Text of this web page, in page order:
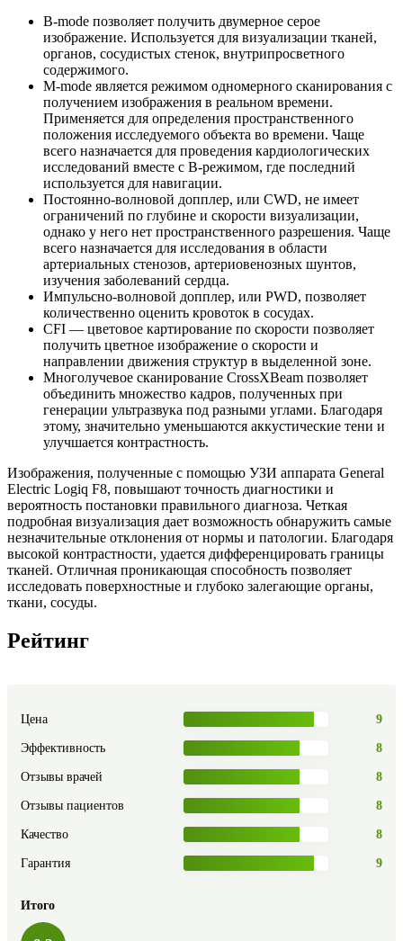
B-mode позволяет получить двумерное серое
изображение. Используется для визуализации тканей,
органов, сосудистых стенок, внутрипросветного
содержимого.
M-mode является режимом одномерного сканирования с
получением изображения в реальном времени.
Применяется для определения пространственного
положения исследуемого объекта во времени. Чаще
всего назначается для проведения кардиологических
исследований вместе с B-режимом, где последний
используется для навигации.
Постоянно-волновой допплер, или CWD, не имеет
ограничений по глубине и скорости визуализации,
однако у него нет пространственного разрешения. Чаще
всего назначается для исследования в области
артериальных стенозов, артериовенозных шунтов,
изучения заболеваний сердца.
Импульсно-волновой допплер, или PWD, позволяет
количественно оценить кровоток в сосудах.
CFI — цветовое картирование по скорости позволяет
получить цветное изображение о скорости и
направлении движения структур в выделенной зоне.
Многолучевое сканирование CrossXBeam позволяет
объединить множество кадров, полученных при
генерации ультразвука под разными углами. Благодаря
этому, значительно уменьшаются аккустические тени и
улучшается контрастность.
Изображения, полученные с помощью УЗИ аппарата General
Electric Logiq F8, повышают точность диагностики и
вероятность постановки правильного диагноза. Четкая
подробная визуализация дает возможность обнаружить самые
незначительные отклонения от нормы и патологии. Благодаря
высокой контрастности, удается дифференцировать границы
тканей. Отличная проникающая способность позволяет
исследовать поверхностные и глубоко залегающие органы,
ткани, сосуды.
Рейтинг
Цена 9
Эффективность 8
Отзывы врачей 8
Отзывы пациентов 8
Качество 8
Гарантия 9
Итого